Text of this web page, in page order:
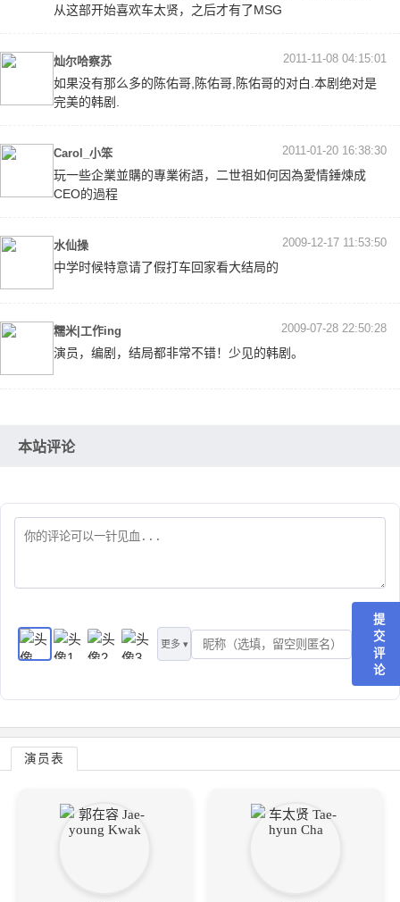
从这部开始喜欢车太贤，之后才有了MSG
灿尔哈察苏 2011-11-08 04:15:01
如果没有那么多的陈佑哥,陈佑哥,陈佑哥的对白.本剧绝对是
完美的韩剧.
Carol_小笨 2011-01-20 16:38:30
玩一些企業並購的專業術語，二世祖如何因為愛情錘煉成
CEO的過程
水仙操 2009-12-17 11:53:50
中学时候特意请了假打车回家看大结局的
糯米|工作ing 2009-07-28 22:50:28
演员，编剧，结局都非常不错！少见的韩剧。
本站评论
更多 ▾
提
交
评
论
演员表